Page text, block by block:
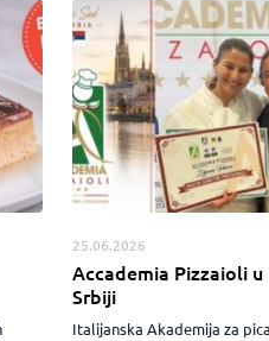
25.06.2026
Accademia Pizzaioli u
Srbiji
Italijanska Akademija za pica